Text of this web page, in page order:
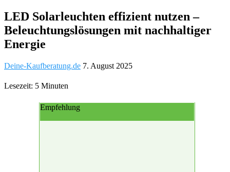
LED Solarleuchten effizient nutzen –
Beleuchtungslösungen mit nachhaltiger
Energie
Deine-Kaufberatung.de 7. August 2025
Lesezeit: 5 Minuten
Empfehlung